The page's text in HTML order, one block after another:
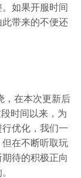
如果开服时间
带来的不便还
，在本次更新后
时间以来，为
优化，我们一
在不断听取玩
待的积极正向